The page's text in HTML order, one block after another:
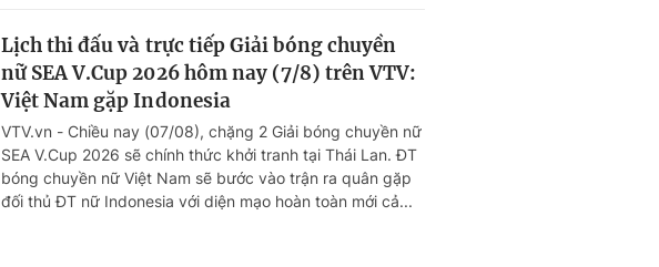
Lịch thi đấu và trực tiếp Giải bóng chuyền
nữ SEA V.Cup 2026 hôm nay (7/8) trên VTV:
Việt Nam gặp Indonesia
VTV.vn - Chiều nay (07/08), chặng 2 Giải bóng chuyền nữ
SEA V.Cup 2026 sẽ chính thức khởi tranh tại Thái Lan. ĐT
bóng chuyền nữ Việt Nam sẽ bước vào trận ra quân gặp
đối thủ ĐT nữ Indonesia với diện mạo hoàn toàn mới cả...